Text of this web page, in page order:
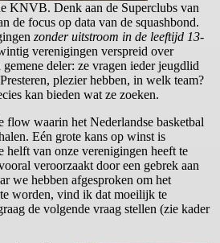
KNVB. Denk aan de Superclubs van
de focus op data van de squashbond.
zonder uitstroom in de leeftijd 13-
verenigingen verspreid over
deler: ze vragen ieder jeugdlid
plezier hebben, in welk team?
kan bieden wat ze zoeken.
flow waarin het Nederlandse basketbal
Eén grote kans op winst is
helft van onze verenigingen heeft te
veroorzaakt door een gebrek aan
we hebben afgesproken om het
worden, vind ik dat moeilijk te
de volgende vraag stellen (zie kader